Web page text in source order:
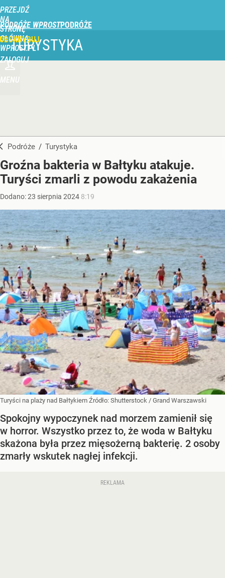
PRZEJDŹ
NA
STRONĘ
GŁÓWNĄ
WPROST.PL
PODRÓŻE WPROST
ZALOGUJ
MENU
TURYSTYKA
Podróże / Turystyka
Groźna bakteria w Bałtyku atakuje.
Turyści zmarli z powodu zakażenia
Dodano:23 sierpnia 2024 8:19
Turyści na plaży nad Bałtykiem Źródło: Shutterstock / Grand Warszawski
Spokojny wypoczynek nad morzem zamienił się
w horror. Wszystko przez to, że woda w Bałtyku
skażona była przez mięsożerną bakterię. 2 osoby
zmarły wskutek nagłej infekcji.